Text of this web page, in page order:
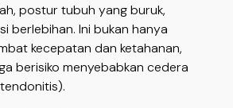
postur tubuh yang buruk,
berlebihan. Ini bukan hanya
kecepatan dan ketahanan,
berisiko menyebabkan cedera